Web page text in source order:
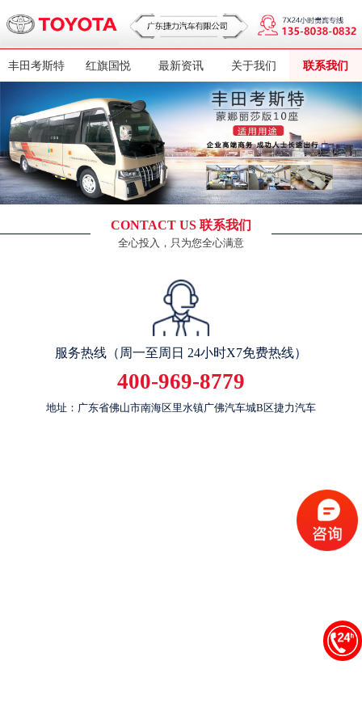
丰田考斯特 红旗国悦 最新资讯 关于我们 联系我们
CONTACT US 联系我们
全心投入，只为您全心满意
服务热线（周一至周日 24小时X7免费热线）
400-969-8779
地址：广东省佛山市南海区里水镇广佛汽车城B区捷力汽车